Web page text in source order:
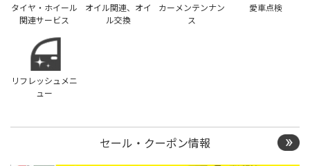
タイヤ・ホイール
関連サービス
オイル関連、オイ
ル交換
カーメンテンナン
ス
愛車点検
リフレッシュメニ
ュー
セール・クーポン情報